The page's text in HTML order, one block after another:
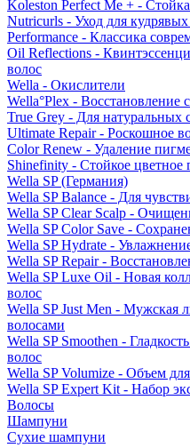
Koleston Perfect Me + -
Nutricurls - Уход для
Performance - Классика
Oil Reflections -
волос
Wella - Окислители
Wella°Plex - Восстановление
True Grey - Для натуральных
Ultimate Repair - Роскошное
Color Renew - Удаление
Shinefinity - Стойкое цветное
Wella SP (Германия)
Wella SP Balance - Для
Wella SP Clear Scalp -
Wella SP Color Save -
Wella SP Hydrate -
Wella SP Repair -
Wella SP Luxe Oil - Новая
волос
Wella SP Just Men - Мужская
волосами
Wella SP Smoothen -
волос
Wella SP Volumize - Объем
Wella SP Expert Kit - Набор
Волосы
Шампуни
Сухие шампуни